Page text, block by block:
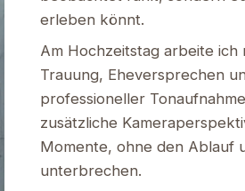
erleben könnt.
Am Hochzeitstag arbeite ich
Trauung, Eheversprechen
professioneller
zusätzliche
Momente, ohne den Ablauf
unterbrechen.